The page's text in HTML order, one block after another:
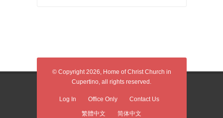
© Copyright 2026, Home of Christ Church in
Cupertino, all rights reserved.
Log In Office Only Contact Us
繁體中文 简体中文